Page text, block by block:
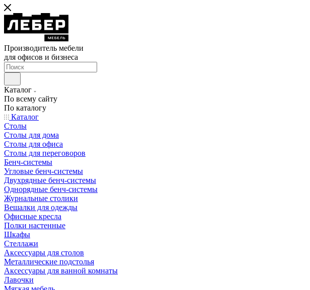
Производитель мебели
для офисов и бизнеса
Каталог
По всему сайту
По каталогу
Каталог
Столы
Столы для дома
Столы для офиса
Столы для переговоров
Бенч-системы
Угловые бенч-системы
Двухрядные бенч-системы
Однорядные бенч-системы
Журнальные столики
Вешалки для одежды
Офисные кресла
Полки настенные
Шкафы
Стеллажи
Аксессуары для столов
Металлические подстолья
Аксессуары для ванной комнаты
Лавочки